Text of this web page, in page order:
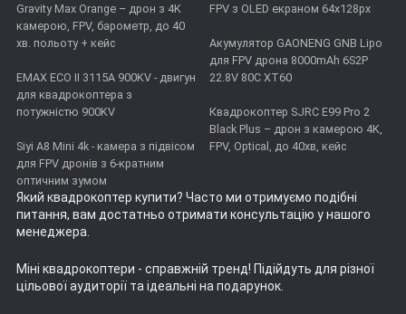
Gravity Max Orange – дрон з 4K
камерою, FPV, барометр, до 40
хв. польоту + кейс
EMAX ECO II 3115А 900KV - двигун
для квадрокоптера з
потужністю 900KV
Siyi A8 Mini 4k - камера з підвісом
для FPV дронів з 6-кратним
оптичним зумом
FPV з OLED екраном 64x128px
Акумулятор GAONENG GNB Lipo
для FPV дрона 8000mAh 6S2P
22.8V 80C XT60
Квадрокоптер SJRC E99 Pro 2
Black Plus – дрон з камерою 4K,
FPV, Optical, до 40хв, кейс
Який квадрокоптер купити? Часто ми отримуємо подібні
питання, вам достатньо отримати консультацію у нашого
менеджера.
Міні квадрокоптери - справжній тренд! Підійдуть для різної
цільової аудиторії та ідеальні на подарунок.